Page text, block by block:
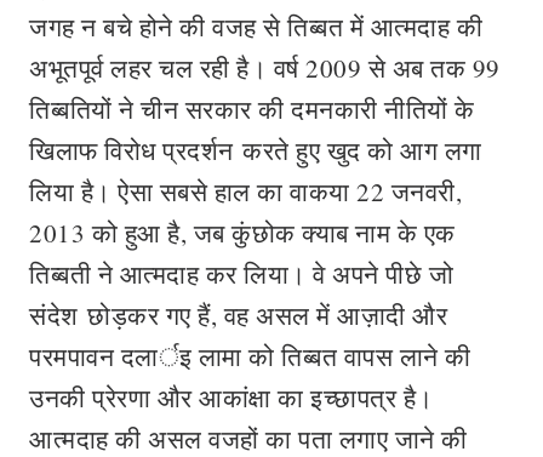
जगह न बचे होने की वजह से तिब्बत में आत्मदाह की
अभूतपूर्व लहर चल रही है। वर्ष 2009 से अब तक 99
तिब्बतियों ने चीन सरकार की दमनकारी नीतियों के
खिलाफ विरोध प्रदर्शन करते हुए खुद को आग लगा
लिया है। ऐसा सबसे हाल का वाकया 22 जनवरी,
2013 को हुआ है, जब कुंछोक क्याब नाम के एक
तिब्बती ने आत्मदाह कर लिया। वे अपने पीछे जो
संदेश छोड़कर गए हैं, वह असल में आज़ादी और
परमपावन दलार्इ लामा को तिब्बत वापस लाने की
उनकी प्रेरणा और आकांक्षा का इच्छापत्र है।
आत्मदाह की असल वजहों का पता लगाए जाने की